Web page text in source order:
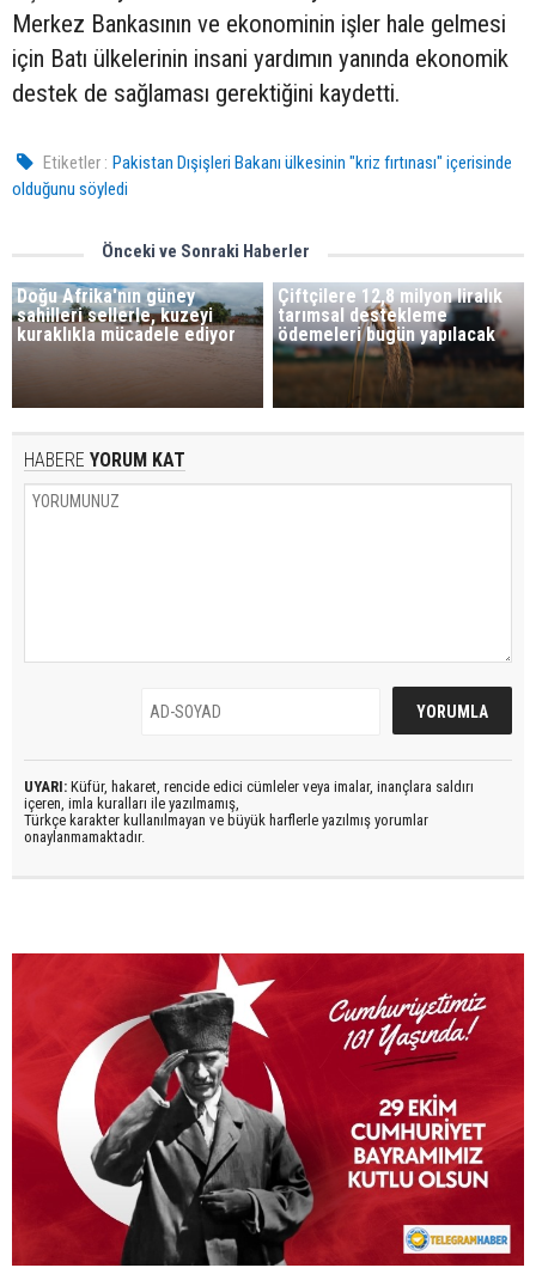
Merkez Bankasının ve ekonominin işler hale gelmesi
için Batı ülkelerinin insani yardımın yanında ekonomik
destek de sağlaması gerektiğini kaydetti.
Etiketler : Pakistan Dışişleri Bakanı ülkesinin "kriz fırtınası" içerisinde
olduğunu söyledi
Önceki ve Sonraki Haberler
Doğu Afrika'nın güney
sahilleri sellerle, kuzeyi
kuraklıkla mücadele ediyor
Çiftçilere 12,8 milyon liralık
tarımsal destekleme
ödemeleri bugün yapılacak
HABERE YORUM KAT
UYARI: Küfür, hakaret, rencide edici cümleler veya imalar, inançlara saldırı
içeren, imla kuralları ile yazılmamış,
Türkçe karakter kullanılmayan ve büyük harflerle yazılmış yorumlar
onaylanmamaktadır.